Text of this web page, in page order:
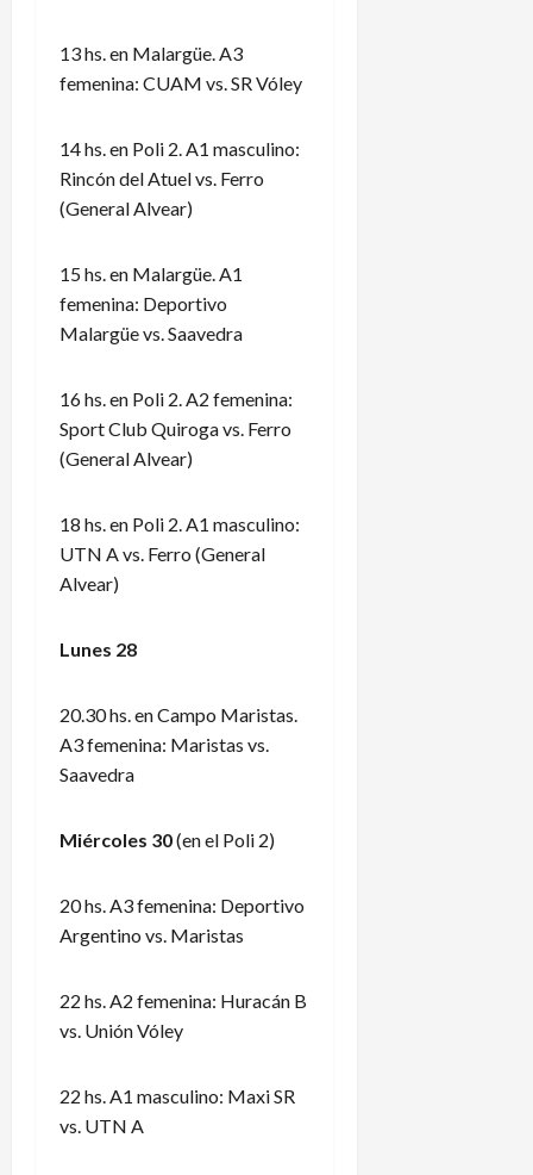
13 hs. en Malargüe. A3
femenina: CUAM vs. SR Vóley
14 hs. en Poli 2. A1 masculino:
Rincón del Atuel vs. Ferro
(General Alvear)
15 hs. en Malargüe. A1
femenina: Deportivo
Malargüe vs. Saavedra
16 hs. en Poli 2. A2 femenina:
Sport Club Quiroga vs. Ferro
(General Alvear)
18 hs. en Poli 2. A1 masculino:
UTN A vs. Ferro (General
Alvear)
Lunes 28
20.30 hs. en Campo Maristas.
A3 femenina: Maristas vs.
Saavedra
Miércoles 30(en el Poli 2)
20 hs. A3 femenina: Deportivo
Argentino vs. Maristas
22 hs. A2 femenina: Huracán B
vs. Unión Vóley
22 hs. A1 masculino: Maxi SR
vs. UTN A